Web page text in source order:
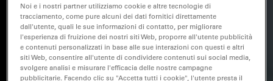
Noi e i nostri partner utilizziamo cookie e altre tecnologie di
tracciamento, come pure alcuni dei dati fornitici direttamente
dall'utente, quali le sue informazioni di contatto, per migliorare
l'esperienza di fruizione dei nostri siti Web, proporre all'utente pubblicità
e contenuti personalizzati in base alle sue interazioni con questi e altri
siti Web, consentire all'utente di condividere contenuti sui social media,
svolgere analisi e misurare l'efficacia delle nostre campagne
pubblicitarie. Facendo clic su "Accetta tutti i cookie", l'utente presta il